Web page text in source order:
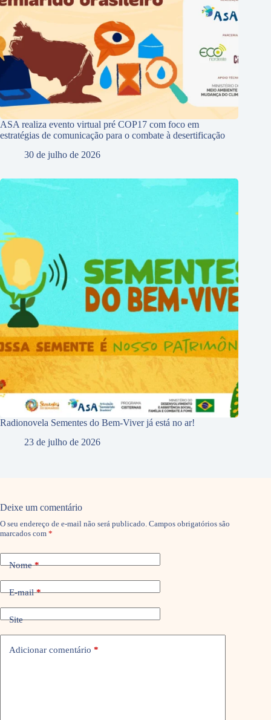
ASA realiza evento virtual pré COP17 com foco em
estratégias de comunicação para o combate à desertificação
30 de julho de 2026
Radionovela Sementes do Bem-Viver já está no ar!
23 de julho de 2026
Deixe um comentário
O seu endereço de e-mail não será publicado. Campos obrigatórios são
marcados com *
Nome*
E-mail*
Site
Adicionar comentário *